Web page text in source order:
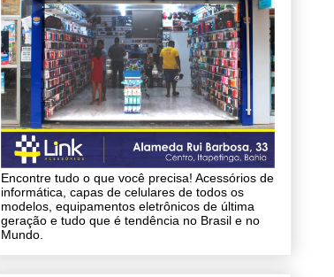
Encontre tudo o que você precisa! Acessórios de
informática, capas de celulares de todos os
modelos, equipamentos eletrônicos de última
geração e tudo que é tendência no Brasil e no
Mundo.